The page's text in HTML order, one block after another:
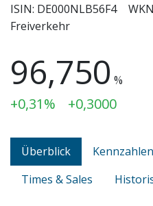
ISIN: DE000NLB56F4
Freiverkehr
96,750 %
+0,31% +0,3000
Überblick Kennzahlen
Times & Sales